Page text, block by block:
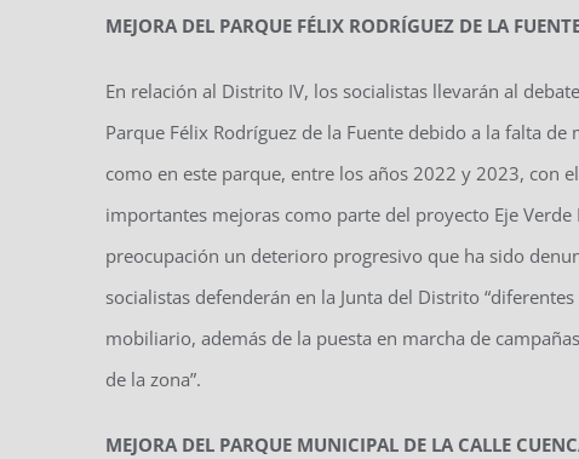
MEJORA DEL PARQUE FÉLIX RODRÍGUEZ DE LA
En relación al Distrito IV, los socialistas llevarán al
Parque Félix Rodríguez de la Fuente debido a la falta
como en este parque, entre los años 2022 y 2023, con
importantes mejoras como parte del proyecto Eje
preocupación un deterioro progresivo que ha sido
socialistas defenderán en la Junta del Distrito
mobiliario, además de la puesta en marcha de
de la zona”.
MEJORA DEL PARQUE MUNICIPAL DE LA CALLE